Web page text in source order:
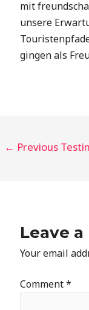
mit
unsere
gingen als
POST
← Previous
Leave a
Your email
Comment*